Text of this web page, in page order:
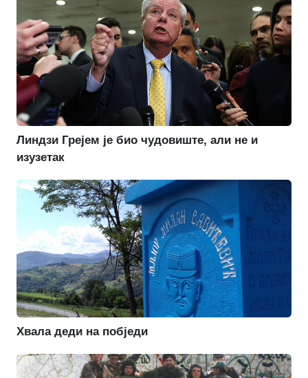
Линдзи Грејем је био чудовиште, али не и
изузетак
Хвала деди на побједи